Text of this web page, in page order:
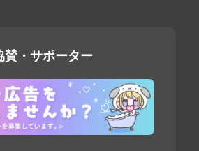
賛・サポーター